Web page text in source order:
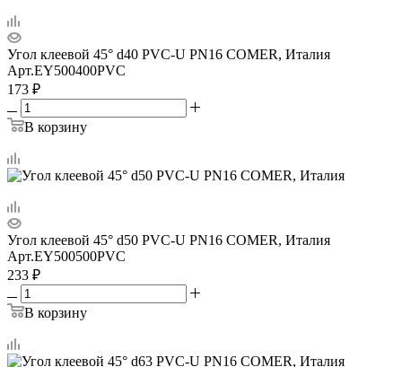
Угол клеевой 45° d40 PVC-U PN16 COMER, Италия
Арт.EY500400PVC
173 ₽
В корзину
Угол клеевой 45° d50 PVC-U PN16 COMER, Италия
Арт.EY500500PVC
233 ₽
В корзину